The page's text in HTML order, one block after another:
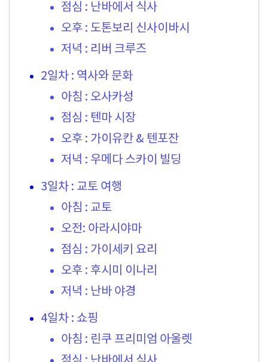
점심 : 난바에서 식사
오후 : 도톤보리 신사이바시
저녁 : 리버 크루즈
2일차 : 역사와 문화
아침 : 오사카성
점심 : 텐마 시장
오후 : 가이유칸 & 텐포잔
저녁 : 우메다 스카이 빌딩
3일차 : 교토 여행
아침 : 교토
오전: 아라시야마
점심 : 가이세키 요리
오후 : 후시미 이나리
저녁 : 난바 야경
4일차 : 쇼핑
아침 : 린쿠 프리미엄 아울렛